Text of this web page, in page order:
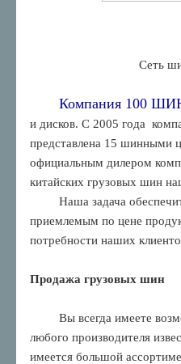
Сеть
Компания 100
и дисков. С 2005 года
представлена 15 шинными
официальным дилером
китайских грузовых шин
Наша задача
приемлемым по цене
потребности наших
Продажа грузовых шин
Вы всегда имеете
любого производителя
имеется большой